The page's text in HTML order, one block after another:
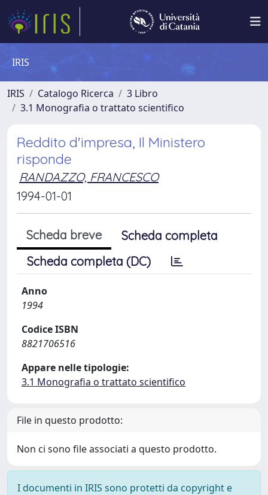
IRIS
IRIS Catalogo Ricerca
3 Libro
3.1 Monografia o trattato scientifico
Reddito d'impresa, Il Ministero
risponde
RANDAZZO, FRANCESCO
1994-01-01
Scheda breve
Scheda completa
Scheda completa (DC)
Anno
1994
Codice ISBN
8821706516
Appare nelle tipologie:
3.1 Monografia o trattato scientifico
File in questo prodotto:
Non ci sono file associati a questo prodotto.
I documenti in IRIS sono protetti da copyright e